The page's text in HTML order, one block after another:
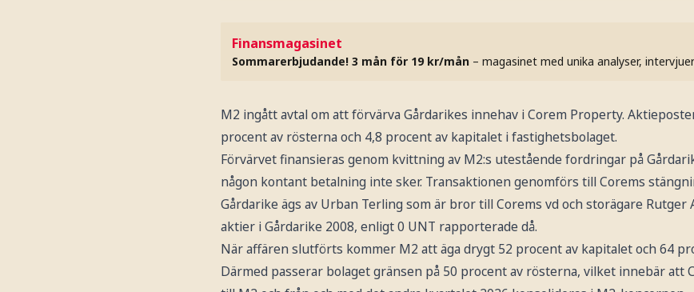
Finansmagasinet
Sommarerbjudande! 3 mån för 19 kr/mån – magasinet med unika analyser,
M2 ingått avtal om att förvärva Gårdarikes innehav i Corem Property.
procent av rösterna och 4,8 procent av kapitalet i fastighetsbolaget.
Förvärvet finansieras genom kvittning av M2:s utestående fordringar på
någon kontant betalning inte sker. Transaktionen genomförs till Corems
Gårdarike ägs av Urban Terling som är bror till Corems vd och storägare
aktier i Gårdarike 2008, enligt 0 UNT rapporterade då.
När affären slutförts kommer M2 att äga drygt 52 procent av kapitalet och 64
Därmed passerar bolaget gränsen på 50 procent av rösterna, vilket innebär att